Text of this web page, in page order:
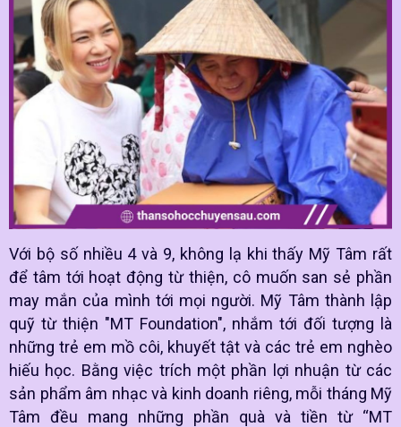
Với bộ số nhiều 4 và 9, không lạ khi thấy Mỹ Tâm rất
để tâm tới hoạt động từ thiện, cô muốn san sẻ phần
may mắn của mình tới mọi người. Mỹ Tâm thành lập
quỹ từ thiện "MT Foundation", nhắm tới đối tượng là
những trẻ em mồ côi, khuyết tật và các trẻ em nghèo
hiếu học. Bằng việc trích một phần lợi nhuận từ các
sản phẩm âm nhạc và kinh doanh riêng, mỗi tháng Mỹ
Tâm đều mang những phần quà và tiền từ “MT